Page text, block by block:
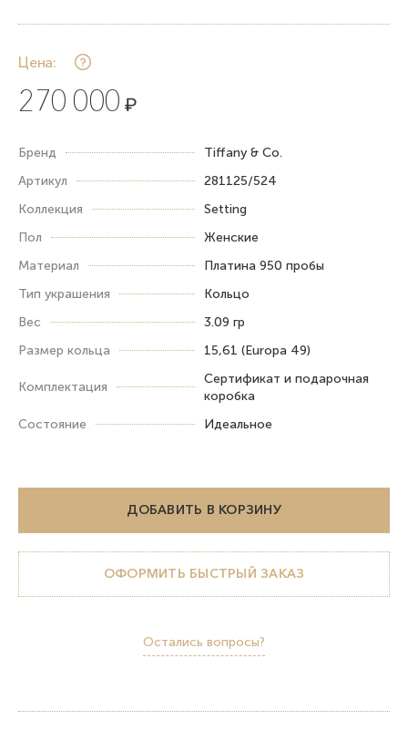
Цена:
270 000 ₽
Бренд
Tiffany & Co.
Артикул
281125/524
Коллекция
Setting
Пол
Женские
Материал
Платина 950 пробы
Тип украшения
Кольцо
Вес
3.09 гр
Размер кольца
15,61 (Europa 49)
Комплектация
Сертификат и подарочная
коробка
Состояние
Идеальное
ДОБАВИТЬ В КОРЗИНУ
ОФОРМИТЬ БЫСТРЫЙ ЗАКАЗ
Остались вопросы?